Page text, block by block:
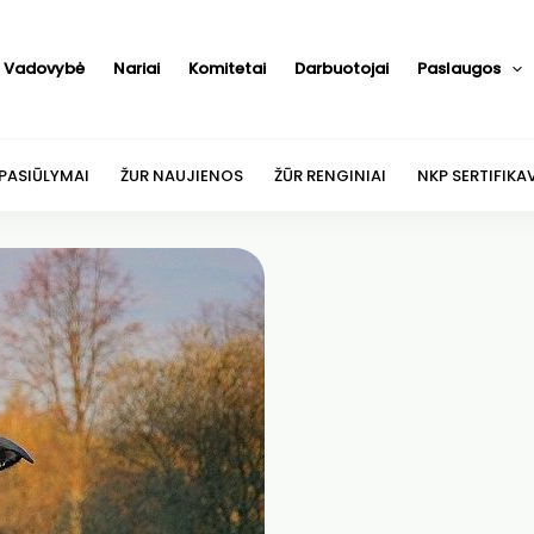
Vadovybė Nariai Komitetai Darbuotojai Paslaugos
ŽUR NAUJIENOS ŽŪR RENGINIAI NKP